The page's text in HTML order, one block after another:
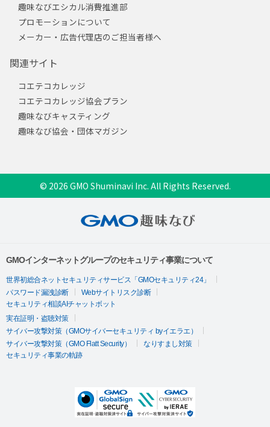
趣味なびエシカル消費推進部
プロモーションについて
メーカー・広告代理店のご担当者様へ
関連サイト
コエテコカレッジ
コエテコカレッジ協会プラン
趣味なびキャスティング
趣味なび協会・団体マガジン
© 2026 GMO Shuminavi Inc. All Rights Reserved.